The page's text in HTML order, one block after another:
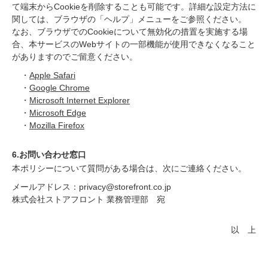
て端末からCookieを削除することも可能です。詳細な設定方法に
関しては、ブラウザの「ヘルプ」メニューをご参照ください。
なお、ブラウザでのCookieについて無効化の措置を実施する場
合、本サービスのWebサイトの一部機能が使用できなくなること
がありますのでご留意ください。
・ Apple Safari
・ Google Chrome
・ Microsoft Internet Explorer
・ Microsoft Edge
・ Mozilla Firefox
6.お問い合わせ窓口
本ポリシーについて質問がある場合は、次にご連絡ください。
メールアドレス：privacy@storefront.co.jp
株式会社ストアフロント 業務管理部 宛
以 上